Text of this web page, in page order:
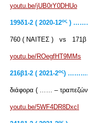
youtu.be/jUB0rY0DHUo
199δ1-2 ( 2020-12ος )
760 ( ΝΑΙΤΕΣ ) vs 171β (
youtu.be/ROegfHT9MMs
216β1-2 ( 2021-2ος)
διάφορα ( …… –
youtu.be/5WF4DR8DxcI
ος